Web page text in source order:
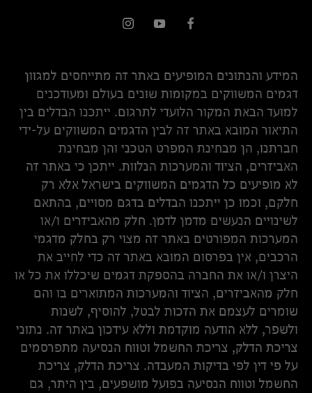
המידע והנתונים המופיעים באתר זה מתייחסים למגוון
דגמים המשווקים במקומות שונים בעולם ומעודכנים
למועד הבאת המקור הלועדי לתרגום. ייתכנו הבדלים בין
התיאור המובא באתר זה לבין הדגמים המשווקים על-ידי
חברתנו, הן מבחינת המפרט הטכני והן מבחינת
האביזרים, הציוד והמערכות הנלוות. ייתכן כי באתר זה
לא מופיעים כל הדגמים המשווקים בישראל אלא רק
חלקם, וכמו כן ייתכנו הבדלים בדגם מסויים, בהתאם
לשינויים הנעשים מדמן לדמן. חלק מהאביזרים ו/או
המערכות המפורטים באתר זה מצוי רק בחלק מדגמי
הרכבים, אין בפרסום המובא באתר זה כדי לחייב את
היצרן ו/או את החברה בהספקת דגמים שיכללו את כל או
חלק מהאביזרים, הציוד והמערכות המתוארים בו והם
שומרים לעצמם את הזכות לבטל, להוסיף, לשנות
ולשפר, ללא הודעה מוקדמת וללא עידכון באתר זה. נתוני
צריכת הדלק, צריכת החשמל וטווח הנסיעה מתפרסמים
על פי דין לפי בדיקות המעבדה. צריכת הדלק, צריכת
החשמל וטווח הנסיעה בפועל מושפעים, בין היתר, גם